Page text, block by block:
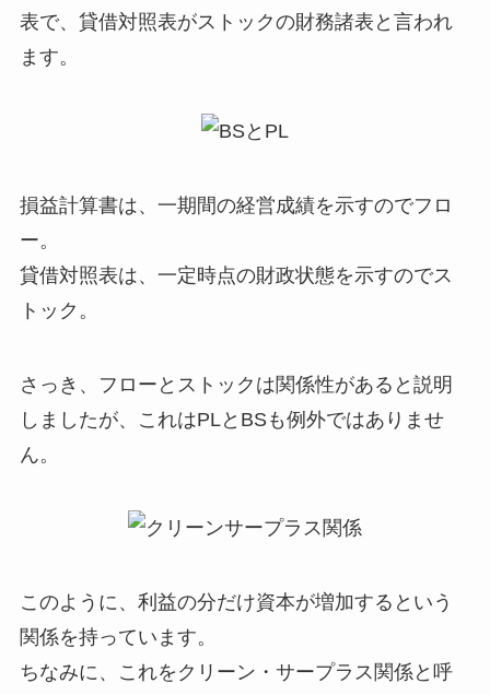
表で、貸借対照表がストックの財務諸表と言われ
ます。
損益計算書は、 一期間の経営成績を示すのでフロ
ー。
貸借対照表は、 一定時点の財政状態を示すのでス
トック 。
さっき、フローとストックは関係性があると説明
しましたが、これはPLとBSも例外ではありませ
ん。
このように、 利益の分だけ資本が増加する という
関係を持っています。
ちなみに、これを クリーン・サープラス関係 と呼